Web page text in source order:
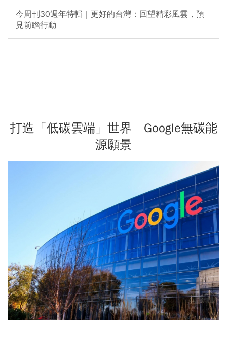
今周刊30週年特輯｜更好的台灣：回望精彩風雲，預
見前瞻行動
打造「低碳雲端」世界 Google無碳能
源願景